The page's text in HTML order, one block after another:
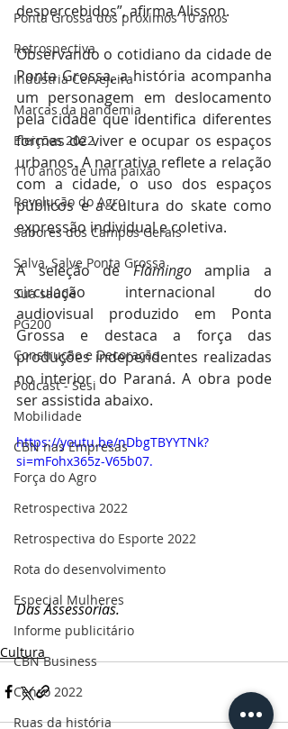
Ponta Grossa dos próximos 10 anos
Retrospectiva
Indústria Cervejeira
Marcas da pandemia
Eleições 2022
110 anos de uma paixão
Revolução do Agro
Sabores dos Campos Gerais
Salva, Salve Ponta Grossa
Sua saúde
PG200
Construção e Decoração
Podcast - Sesi
Mobilidade
CBN nas Empresas
Força do Agro
Retrospectiva 2022
Retrospectiva do Esporte 2022
Rota do desenvolvimento
Especial Mulheres
Informe publicitário
CBN Business
Censo 2022
Ruas da história
despercebidos”, afirma Alisson.
Observando o cotidiano da cidade de
Ponta Grossa, a história acompanha
um personagem em deslocamento
pela cidade que identifica diferentes
formas de viver e ocupar os espaços
urbanos. A narrativa reflete a relação
com a cidade, o uso dos espaços
públicos e a cultura do skate como
expressão individual e coletiva.
A seleção de Flamingo amplia a
circulação internacional do
audiovisual produzido em Ponta
Grossa e destaca a força das
produções independentes realizadas
no interior do Paraná. A obra pode
ser assistida abaixo.
https://youtu.be/nDbgTBYYTNk?
si=mFohx365z-V65b07.
Das Assessorias.
Cultura